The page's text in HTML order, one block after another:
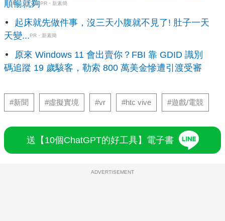
順暢就夠PR・新素簡
起床就先做件事，沒三天小腹就不見了! 肚子一天
天變...PR・新素簡
原來 Windows 11 會出賣你？FBI 靠 GDID 識別
碼追蹤 19 歲駭客，勒索 800 萬美金慘遭引渡受審
#新聞 #虛擬實境 #vr #htc vive #遊戲/電競
送【10個ChatGPT的好工具】電子書
ADVERTISEMENT